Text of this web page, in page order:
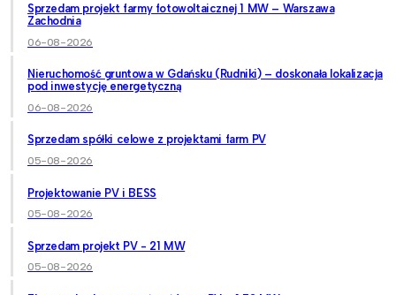
Sprzedam projekt farmy fotowoltaicznej 1 MW – Warszawa
Zachodnia
06-08-2026
Nieruchomość gruntowa w Gdańsku (Rudniki) – doskonała lokalizacja
pod inwestycję energetyczną
06-08-2026
Sprzedam spółki celowe z projektami farm PV
05-08-2026
Projektowanie PV i BESS
05-08-2026
Sprzedam projekt PV - 21 MW
05-08-2026